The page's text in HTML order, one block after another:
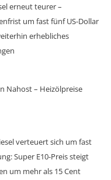
erneut teurer –
um fast fünf US-Dollar
erhebliches
Nahost – Heizölpreise
verteuert sich um fast
Super E10-Preis steigt
um mehr als 15 Cent